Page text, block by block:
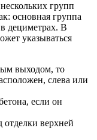
групп
основная группа
дециметрах. В
указываться
выходом, то
слева или
если он
отделки верхней